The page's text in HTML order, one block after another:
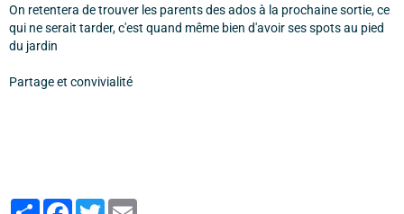
On retentera de trouver les parents des ados à la prochaine sortie, ce
qui ne serait tarder, c'est quand même bien d'avoir ses spots au pied
du jardin
Partage et convivialité
PartagerFacebook
Twitter